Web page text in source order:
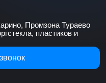
Промзона Тураево
пластиков и